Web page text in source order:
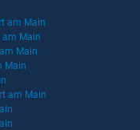
am Main
am Main
Main
Main
am Main